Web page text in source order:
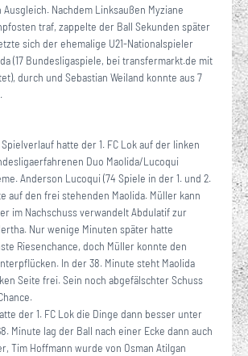
Nachdem Linksaußen Myziane
traf, zappelte der Ball Sekunden später
sich der ehemalige U21-Nationalspieler
(17 Bundesligaspiele, bei transfermarkt.de mit
durch und Sebastian Weiland konnte aus 7
hatte der 1. FC Lok auf der linken
Duo Maolida/Lucoqui
Anderson Lucoqui (74 Spiele in der 1. und 2.
auf den frei stehenden Maolida. Müller kann
im Nachschuss verwandelt Abdulatif zur
Nur wenige Minuten später hatte
Riesenchance, doch Müller konnte den
In der 38. Minute steht Maolida
Seite frei. Sein noch abgefälschter Schuss
der 1. FC Lok die Dinge dann besser unter
Minute lag der Ball nach einer Ecke dann auch
Tim Hoffmann wurde von Osman Atilgan